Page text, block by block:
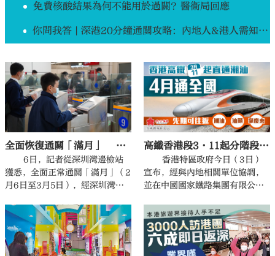
免費核酸結果為何不能用於過關？醫衞局回應
你問我答 | 深港20分鐘通關攻略：內地人&港人需知資訊都在這！（附網址）
全面恢復通關「滿月」 深圳灣口岸出入境人員約48萬人次
6日，記者從深圳灣邊檢站
獲悉，全面正常通關「滿月」（2
月6日至3月5日），經深圳灣口
境車輛約6萬輛次。
高鐵香港段3·11起分階段恢復長途服務 4月起全國復運
香港特區政府今日（3日）
宣布，經與內地相關單位協調，
並在中國國家鐵路集團有限公
公司進一步商討及配合下，廣深
港高速鐵路（高鐵）香港段下星
期六（3月11日）起逐步恢復長
途服務。